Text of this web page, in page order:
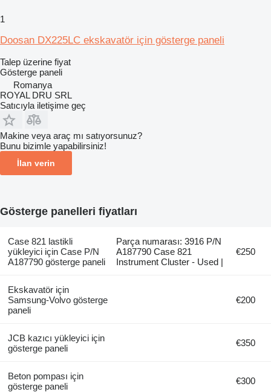
1
Doosan DX225LC ekskavatör için gösterge paneli
Talep üzerine fiyat
Gösterge paneli
Romanya
ROYAL DRU SRL
Satıcıyla iletişime geç
Makine veya araç mı satıyorsunuz?
Bunu bizimle yapabilirsiniz!
İlan verin
Gösterge panelleri fiyatları
Case 821 lastikli
yükleyici için Case P/N
A187790 gösterge paneli
Parça numarası: 3916 P/N
A187790 Case 821
Instrument Cluster - Used |
€250
Ekskavatör için
Samsung-Volvo gösterge
paneli
€200
JCB kazıcı yükleyici için
gösterge paneli
€350
Beton pompası için
gösterge paneli
€300